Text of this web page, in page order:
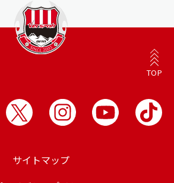
TOP
サイトマップ